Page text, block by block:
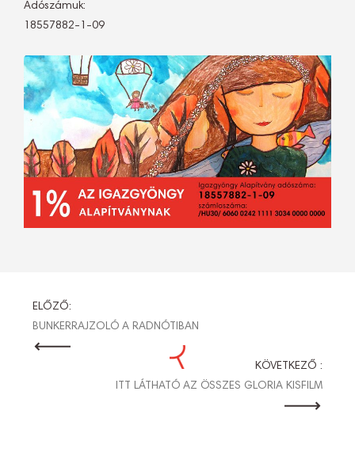
Adószámuk:
18557882-1-09
BEJEGYZÉS
NAVIGÁCIÓ
ELŐZŐ:
BUNKERRAJZOLÓ A RADNÓTIBAN
KÖVETKEZŐ :
ITT LÁTHATÓ AZ ÖSSZES GLORIA KISFILM